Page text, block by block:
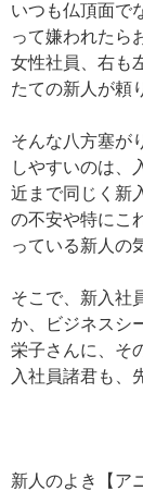
いつも仏頂面で
って嫌われたら
女性社員、右も
たての新人が頼
そんな八方塞が
しやすいのは、
近まで同じく新
の不安や特にこ
っている新人の
そこで、新入社
か、ビジネスシ
栄子さんに、そ
入社員諸君も、
新人のよき【ア